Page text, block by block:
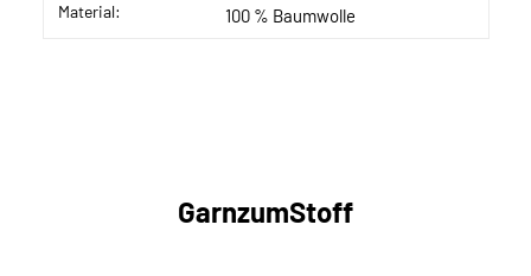
Material: 100 % Baumwolle
GarnzumStoff